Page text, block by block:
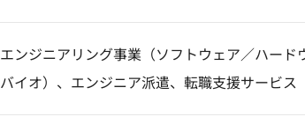
エンジニアリング事業（ソフトウェア／ハー
バイオ）、エンジニア派遣、転職支援サービス